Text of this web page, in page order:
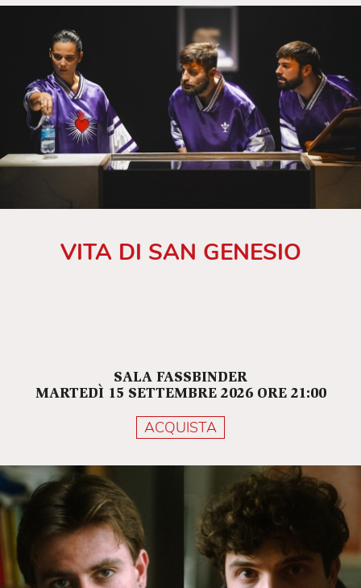
VITA DI SAN GENESIO
SALA FASSBINDER
MARTEDÌ 15 SETTEMBRE 2026 ORE 21:00
ACQUISTA